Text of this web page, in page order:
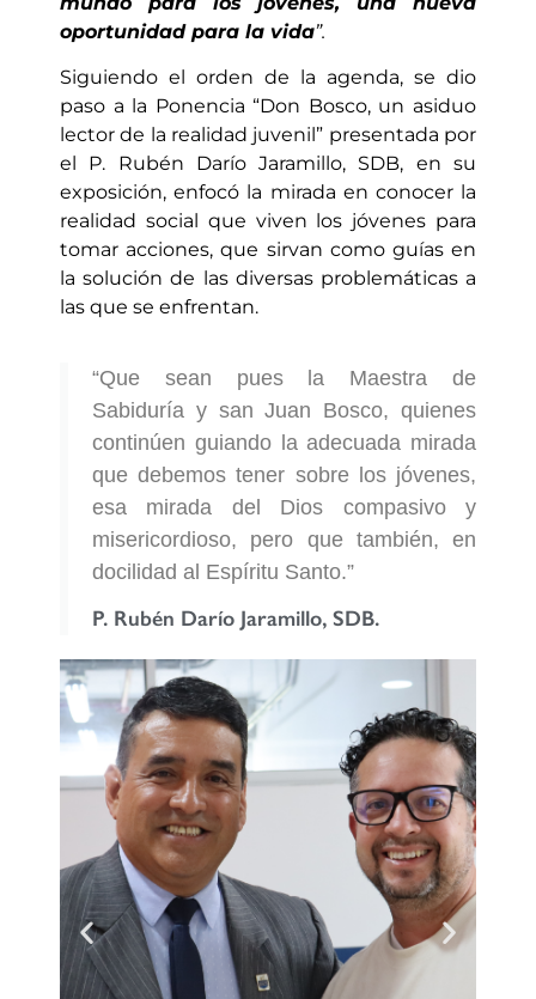
oportunidad para la vida”.
Siguiendo el orden de la agenda, se dio
paso a la Ponencia “Don Bosco, un asiduo
lector de la realidad juvenil” presentada por
el P. Rubén Darío Jaramillo, SDB, en su
exposición, enfocó la mirada en conocer la
realidad social que viven los jóvenes para
tomar acciones, que sirvan como guías en
la solución de las diversas problemáticas a
las que se enfrentan.
“Que sean pues la Maestra de
Sabiduría y san Juan Bosco, quienes
continúen guiando la adecuada mirada
que debemos tener sobre los jóvenes,
esa mirada del Dios compasivo y
misericordioso, pero que también, en
docilidad al Espíritu Santo.”
P. Rubén Darío Jaramillo, SDB.